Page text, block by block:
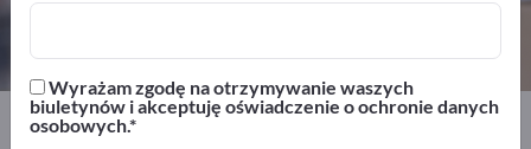
Exportpages
Transport i opakowania
Wyrażam zgodę na otrzymywanie waszych
biuletynów i akceptuję oświadczenie o ochronie danych
osobowych.